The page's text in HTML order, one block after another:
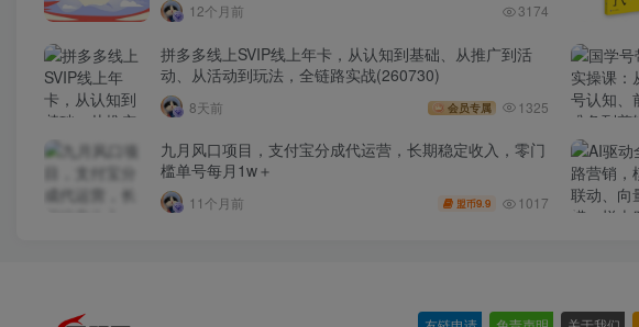
12个月前 3174
拼多多线上SVIP线上年卡，从认知到基础、从推广到活
动、从活动到玩法，全链路实战(260730)
8天前 会员专属 1325
九月风口项目，支付宝分成代运营，长期稳定收入，零门
槛单号每月1w＋
11个月前 盟币9.9 1017